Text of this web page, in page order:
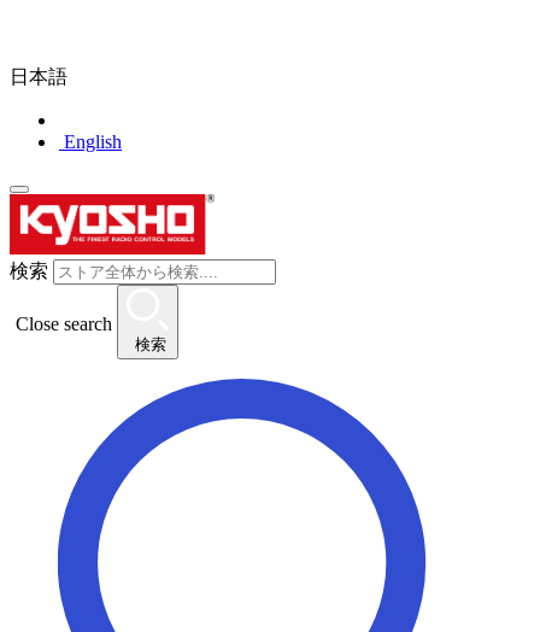
日本語
English
検索
Close search
検索